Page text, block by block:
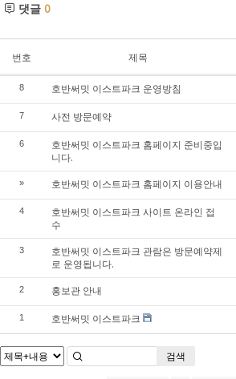
댓글 0
번호 제목
8 호반써밋 이스트파크 운영방침
7 사전 방문예약
6
호반써밋 이스트파크 홈페이지 준비중입
니다.
» 호반써밋 이스트파크 홈페이지 이용안내
4
호반써밋 이스트파크 사이트 온라인 접
수
3
호반써밋 이스트파크 관람은 방문예약제
로 운영됩니다.
2 홍보관 안내
1 호반써밋 이스트파크
검색